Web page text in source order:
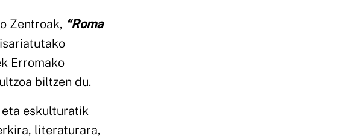
Zentroak, “Roma
Erromako
biltzen du.
eskulturatik
literaturara,